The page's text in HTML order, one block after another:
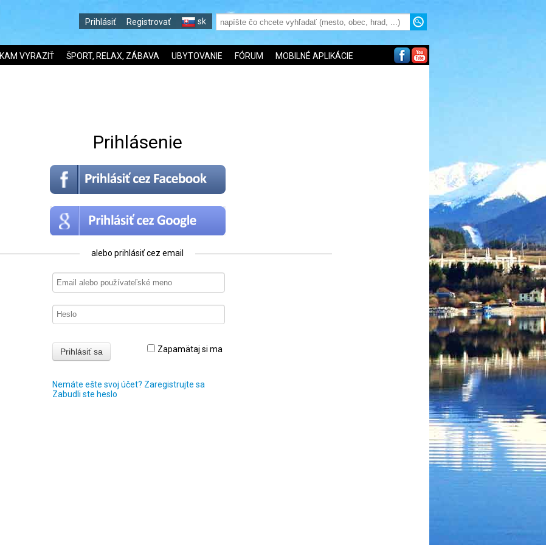
Prihlásiť Registrovať sk
KAM VYRAZIŤ ŠPORT, RELAX, ZÁBAVA UBYTOVANIE FÓRUM MOBILNÉ APLIKÁCIE
Prihlásenie
alebo prihlásiť cez email
Zapamätaj si ma
Nemáte ešte svoj účet? Zaregistrujte sa
Zabudli ste heslo